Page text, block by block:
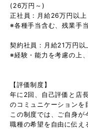
(26万円～)
正社員：月給26万円以上
※各種手当含む、残業手
契約社員：月給21万円以
※経験・能力を考慮の上
【評価制度】
年に2回、自己評価と店
のコミュニケーションを
この制度では、ご自身が
職種の希望を自由に伝え